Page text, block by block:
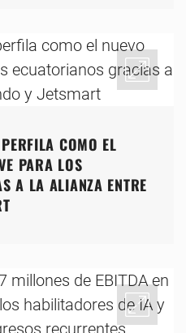
COMO EL
PARA LOS
A LA ALIANZA ENTRE